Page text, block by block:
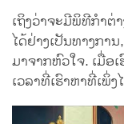
ເຖິງວ່າຈະມີພິທີກຳຕ່
ໄດ້ຢ່າງເປັນທາງກາ
ມາຈາກຫົວໃຈ. ເມື່ອ
ເວລາທີ່ເຮົາຫາທີ່ເພິ່